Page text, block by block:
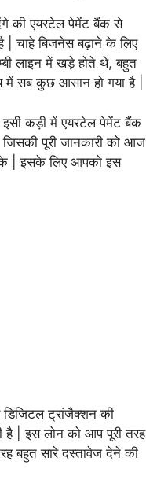
की एयरटेल पेमेंट बैंक से
चाहे बिजनेस बढ़ाने के लिए
लाइन में खड़े होते थे, बहुत
में सब कुछ आसान हो गया है |
कड़ी में एयरटेल पेमेंट बैंक
पूरी जानकारी को आज
| इसके लिए आपको इस
ट्रांजैक्शन की
है | इस लोन को आप पूरी तरह
बहुत सारे दस्तावेज देने की